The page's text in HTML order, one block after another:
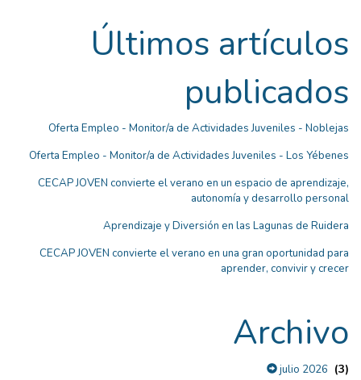
Últimos artículos
publicados
Oferta Empleo - Monitor/a de Actividades Juveniles - Noblejas
Oferta Empleo - Monitor/a de Actividades Juveniles - Los Yébenes
CECAP JOVEN convierte el verano en un espacio de aprendizaje,
autonomía y desarrollo personal
Aprendizaje y Diversión en las Lagunas de Ruidera
CECAP JOVEN convierte el verano en una gran oportunidad para
aprender, convivir y crecer
Archivo
julio 2026 (3)